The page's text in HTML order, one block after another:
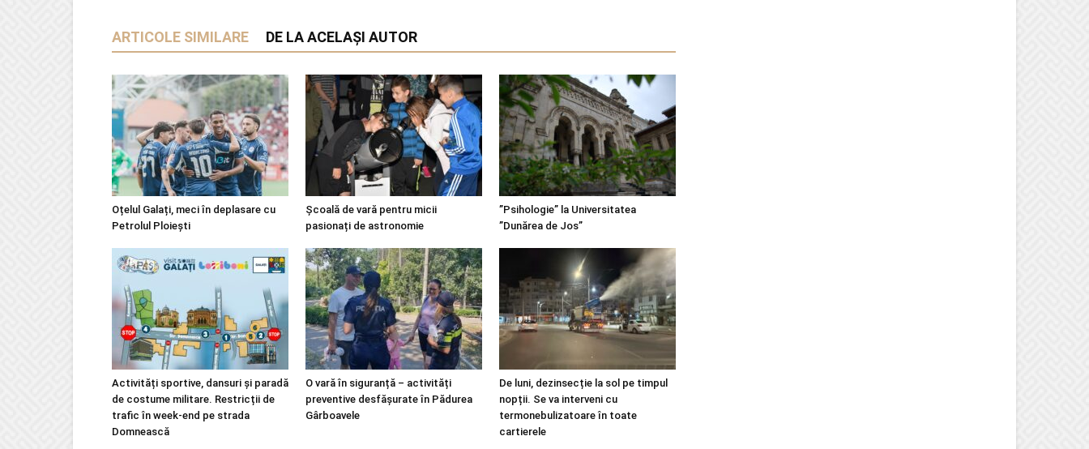
ARTICOLE SIMILARE DE LA ACELAȘI AUTOR
Oțelul Galați, meci în deplasare cu
Petrolul Ploiești
Școală de vară pentru micii
pasionați de astronomie
”Psihologie” la Universitatea
”Dunărea de Jos”
Activități sportive, dansuri și paradă
de costume militare. Restricții de
trafic în week-end pe strada
Domnească
O vară în siguranță – activități
preventive desfășurate în Pădurea
Gârboavele
De luni, dezinsecție la sol pe timpul
nopții. Se va interveni cu
termonebulizatoare în toate
cartierele